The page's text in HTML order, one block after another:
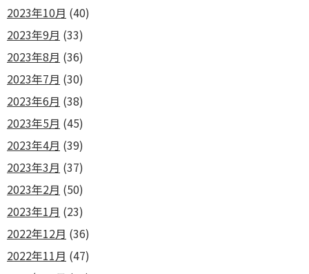
2023年10月 (40)
2023年9月 (33)
2023年8月 (36)
2023年7月 (30)
2023年6月 (38)
2023年5月 (45)
2023年4月 (39)
2023年3月 (37)
2023年2月 (50)
2023年1月 (23)
2022年12月 (36)
2022年11月 (47)